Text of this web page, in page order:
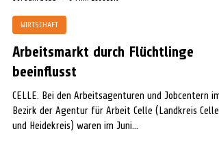
Audrey-Lynn Struck
30. Juni 2022
5 Min. Lesezeit
Arbeitsmarkt durch Flüchtlinge
beeinflusst